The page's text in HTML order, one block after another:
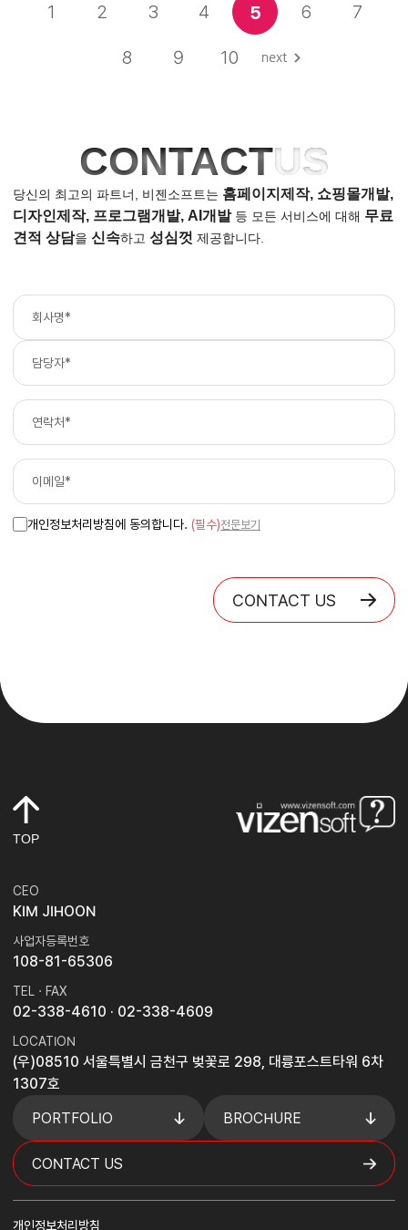
1 2 3 4 5 6 7
8 9 10
CONTACTUS
당신의 최고의 파트너, 비젠소프트는 홈페이지제작, 쇼핑몰개발,
디자인제작, 프로그램개발, AI개발등 모든 서비스에 대해 무료
견적 상담을 신속하고 성심껏 제공합니다.
개인정보처리방침에 동의합니다. (필수)전문보기
CONTACT US
TOP
CEO
KIM JIHOON
사업자등록번호
108-81-65306
TEL · FAX
02-338-4610 · 02-338-4609
LOCATION
(우)08510 서울특별시 금천구 벚꽃로 298, 대륭포스트타워 6차
1307호
PORTFOLIO
BROCHURE
CONTACT US
개인정보처리방침